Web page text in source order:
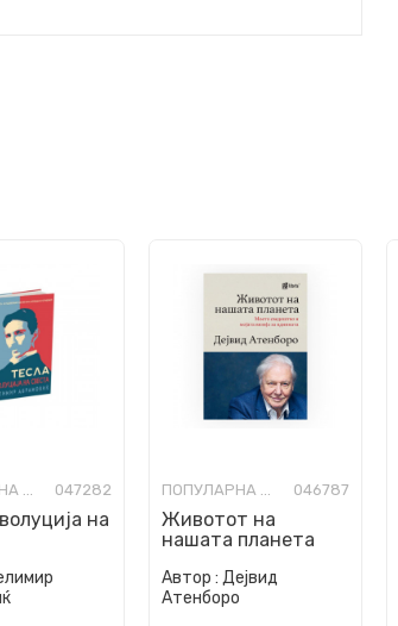
ПОПУЛАРНА НАУКА 047282
на
ПОПУЛАРНА НАУКА 046787
Животот на
нашата планета
Автор : Дејвид
Атенборо